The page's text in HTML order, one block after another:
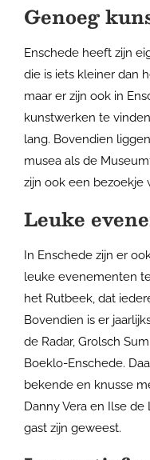
Genoeg
Enschede heeft zijn
die is iets kleiner dan
maar er zijn ook in
kunstwerken te
lang. Bovendien
musea als de
zijn ook een bezoekje
Leuke
In Enschede zijn er
leuke evenementen
het Rutbeek, dat
Bovendien is er
de Radar, Grolsch
Boeklo-Enschede.
bekende en knusse
Danny Vera en Ilse
gast zijn geweest.